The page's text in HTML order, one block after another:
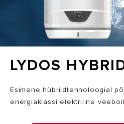
LYDOS
Esimene hübriidtehnoloogial
energiaklassi elektriline